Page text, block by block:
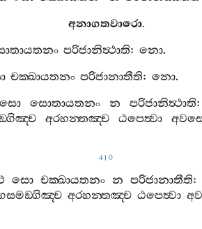
අනාගතවාරො.
පරිජානිත්‍ථාති: නො.
චක‍්ඛායතනං පරිජානාතීති: නො.
සො සොතායතනං න පරිජානිත්‍ථාති
අරහන‍්තඤ‍්ච ඨපෙත්‍වා
410
සො චක‍්ඛායතනං න පරිජානාතීති
අරහන‍්තඤ‍්ච ඨපෙත්‍වා